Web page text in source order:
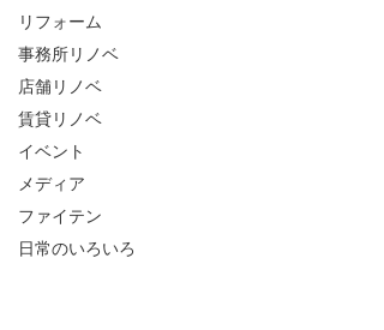
リフォーム
事務所リノベ
店舗リノベ
賃貸リノベ
イベント
メディア
ファイテン
日常のいろいろ